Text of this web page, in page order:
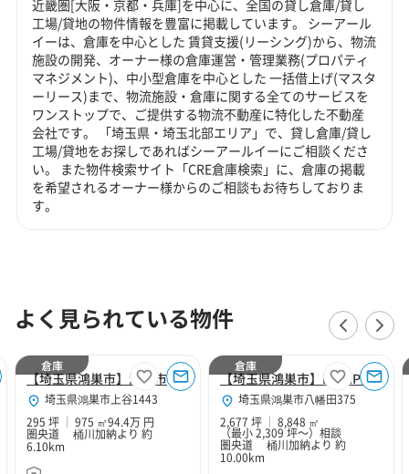
近畿圏[大阪・京都・兵庫]を中心に、全国の貸し倉庫/貸し
工場/貸地の物件情報を豊富に掲載しています。 シーアール
イーは、倉庫を中心とした 賃貸支援(リーシング)から、物流
施設の開発、オーナー様の倉庫運営・管理業務(プロパティ
マネジメント)、中小型倉庫を中心とした 一括借上げ(マスタ
ーリース)まで、物流施設・倉庫に関する全てのサービスを
ワンストップで、ご提供する物流不動産に特化した不動産
会社です。 「埼玉県・埼玉北部エリア」で、貸し倉庫/貸し
工場/貸地をお探しであればシーアールイーにご相談くださ
い。 また物件検索サイト「CRE倉庫検索」に、倉庫の掲載
を希望されるオーナー様からのご相談もお待ちしておりま
す。
よく見られている物件
【埼玉県鴻巣市】鴻巣市上谷295坪倉庫
埼玉県鴻巣市上谷1443
295 坪
975 ㎡94.4万 円
圏央道 桶川加納より 約
6.10km
倉庫
【埼玉県鴻巣市】LOGIPLACE鴻巣
埼玉県鴻巣市八幡田375
2,677 坪
8,848 ㎡
（最小 2,309 坪～） 相談
圏央道 桶川加納より 約
10.00km
倉庫